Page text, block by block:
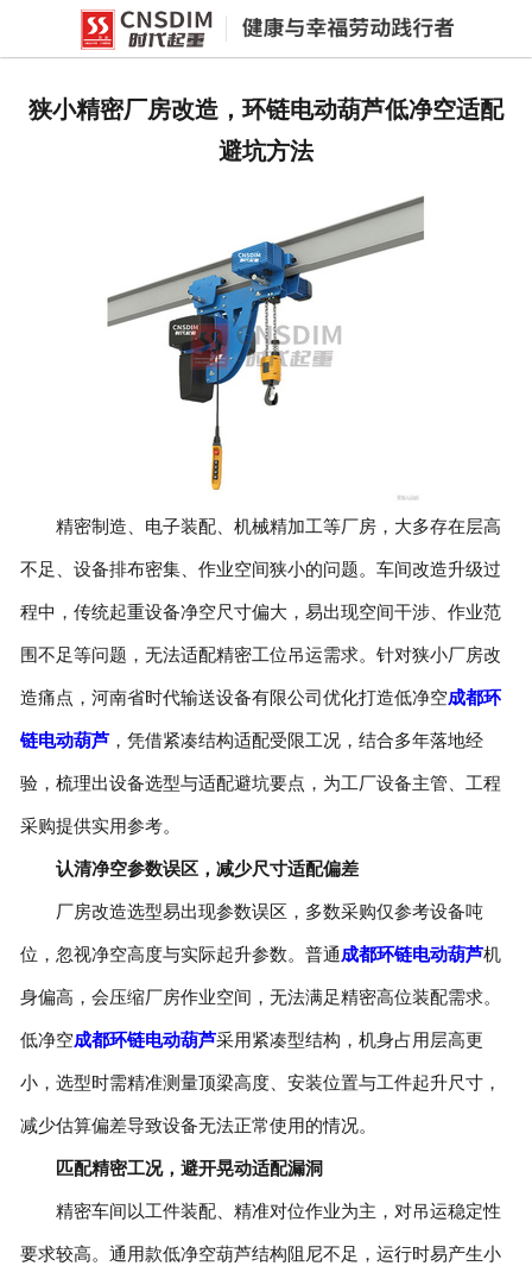
网站首页
新闻中心
资质荣誉
狭小精密厂房改造，环链电动葫芦低净空适配
避坑方法
精密制造、电子装配、机械精加工等厂房，大多存在层高
不足、设备排布密集、作业空间狭小的问题。车间改造升级过
程中，传统起重设备净空尺寸偏大，易出现空间干涉、作业范
围不足等问题，无法适配精密工位吊运需求。针对狭小厂房改
造痛点，河南省时代输送设备有限公司优化打造低净空成都环
链电动葫芦，凭借紧凑结构适配受限工况，结合多年落地经
验，梳理出设备选型与适配避坑要点，为工厂设备主管、工程
采购提供实用参考。
认清净空参数误区，减少尺寸适配偏差
厂房改造选型易出现参数误区，多数采购仅参考设备吨
位，忽视净空高度与实际起升参数。普通成都环链电动葫芦机
身偏高，会压缩厂房作业空间，无法满足精密高位装配需求。
低净空成都环链电动葫芦采用紧凑型结构，机身占用层高更
小，选型时需精准测量顶梁高度、安装位置与工件起升尺寸，
减少估算偏差导致设备无法正常使用的情况。
匹配精密工况，避开晃动适配漏洞
精密车间以工件装配、精准对位作业为主，对吊运稳定性
要求较高。通用款低净空葫芦结构阻尼不足，运行时易产生小